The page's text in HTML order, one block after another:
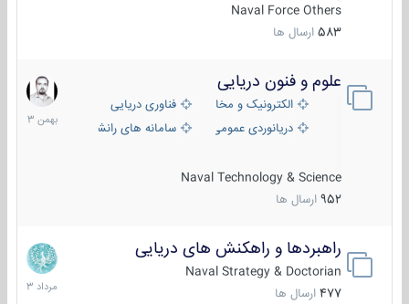
Naval Force Others
583 ارسال ها
علوم و فنون دریایی
الکترونیک و مخابرات دریاییفناوری دریایی
دریانوردی عمومی
سامانه های رانشی دریایی
Naval Technology & Science
952 ارسال ها
6
بهمن
1403
راهبردها و راهکنش های دریایی
Naval Strategy & Doctorian
477 ارسال ها
2
مرداد
1403